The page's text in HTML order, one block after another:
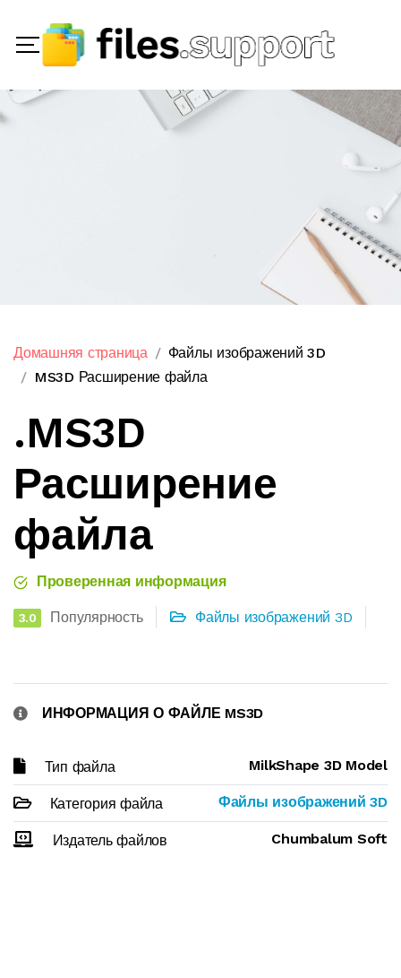
Домашняя страница
Файлы изображений 3D
MS3D Расширение файла
.MS3D
Расширение
файла
Проверенная информация
3.0 Популярность Файлы изображений 3D
ИНФОРМАЦИЯ О ФАЙЛЕ MS3D
Тип файла MilkShape 3D Model
Категория файла Файлы изображений 3D
Издатель файлов Chumbalum Soft